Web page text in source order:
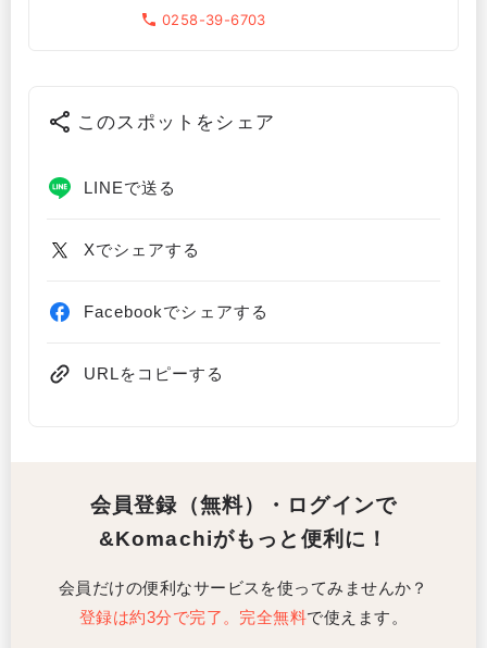
0258-39-6703
このスポットをシェア
LINEで送る
Xでシェアする
Facebookでシェアする
URLをコピーする
会員登録（無料）・ログインで
&Komachiがもっと便利に！
会員だけの便利なサービスを使ってみませんか？
登録は約3分で完了。完全無料で使えます。